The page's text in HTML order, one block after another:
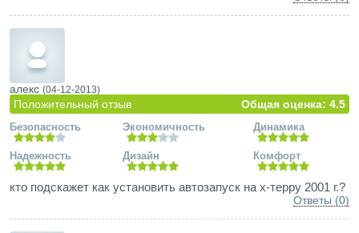
алекс (04-12-2013)
Положительный отзыв Общая оценка: 4.5
Безопасность Экономичность Динамика
Надежность Дизайн Комфорт
кто подскажет как установить автозапуск на х-терру 2001 г.?
Ответы (0)